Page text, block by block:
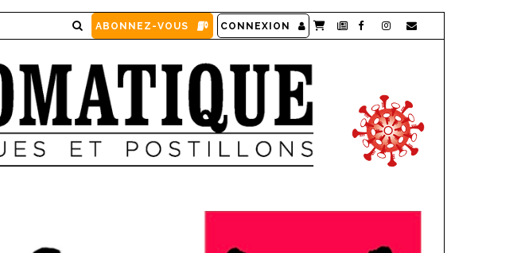
ABONNEZ-VOUS CONNEXION